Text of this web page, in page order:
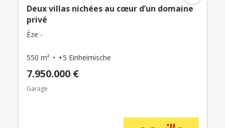
Deux villas nichées au cœur d’un domaine
privé
Èze -
550 m² +5 Einheimische
7.950.000 €
Garage